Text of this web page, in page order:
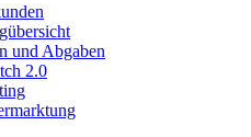
und Abgaben
2.0